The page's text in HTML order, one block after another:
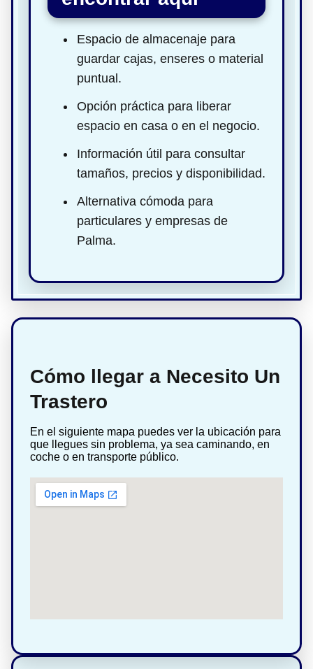
Espacio de almacenaje para
guardar cajas, enseres o material
puntual.
Opción práctica para liberar
espacio en casa o en el negocio.
Información útil para consultar
tamaños, precios y disponibilidad.
Alternativa cómoda para
particulares y empresas de
Palma.
Cómo llegar a Necesito Un
Trastero
En el siguiente mapa puedes ver la ubicación para
que llegues sin problema, ya sea caminando, en
coche o en transporte público.